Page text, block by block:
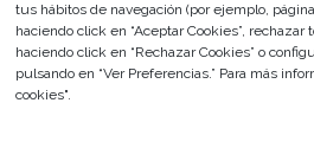
tus hábitos de navegación (por ejemplo,
haciendo click en “Aceptar Cookies”,
haciendo click en “Rechazar Cookies” o
pulsando en “Ver Preferencias.” Para más
cookies".